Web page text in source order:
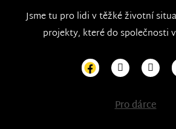
Jsme tu pro lidi v těžké životní
projekty, které do společnosti
Pro dárce